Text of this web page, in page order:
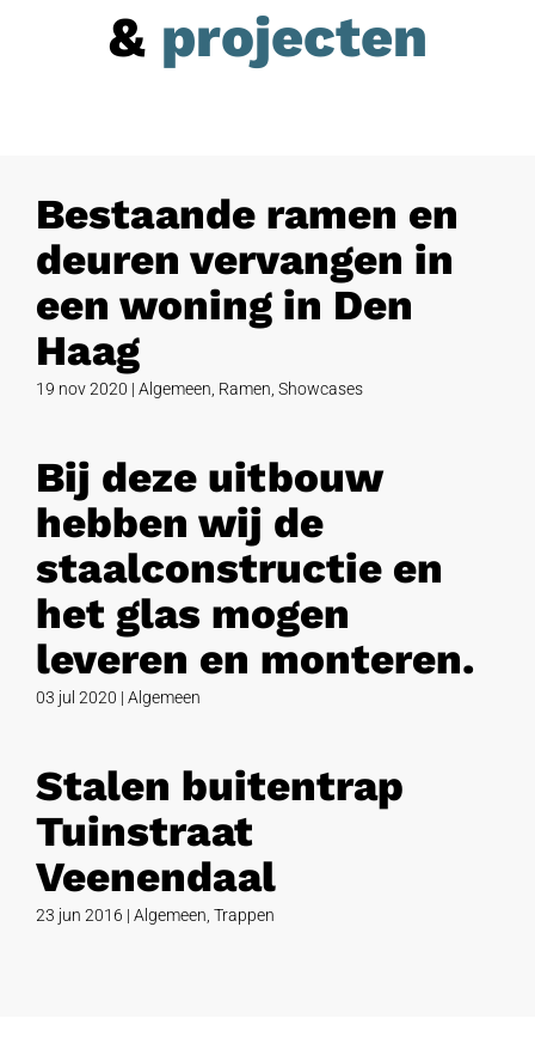
& projecten
Bestaande ramen en
deuren vervangen in
een woning in Den
Haag
19 nov 2020 | Algemeen Ramen Showcases
Bij deze uitbouw
hebben wij de
staalconstructie en
het glas mogen
leveren en monteren.
03 jul 2020 | Algemeen
Stalen buitentrap
Tuinstraat
Veenendaal
23 jun 2016 | Algemeen Trappen